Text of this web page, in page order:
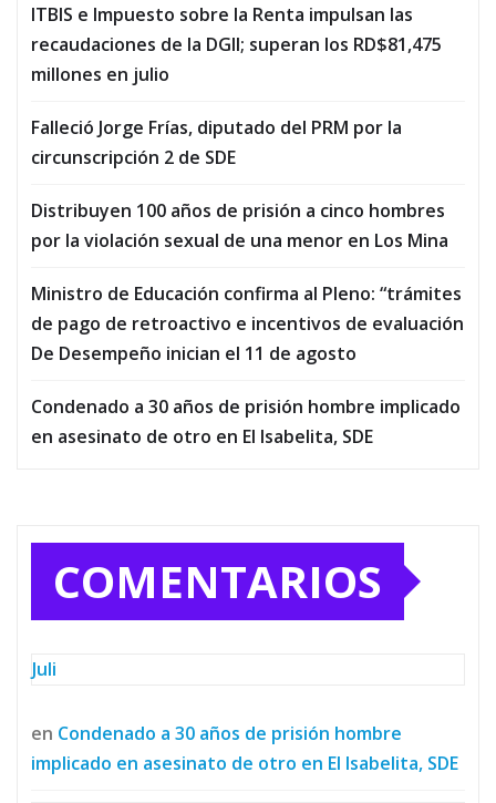
ITBIS e Impuesto sobre la Renta impulsan las
recaudaciones de la DGII; superan los RD$81,475
millones en julio
Falleció Jorge Frías, diputado del PRM por la
circunscripción 2 de SDE
Distribuyen 100 años de prisión a cinco hombres
por la violación sexual de una menor en Los Mina
Ministro de Educación confirma al Pleno: “trámites
de pago de retroactivo e incentivos de evaluación
De Desempeño inician el 11 de agosto
Condenado a 30 años de prisión hombre implicado
en asesinato de otro en El Isabelita, SDE
COMENTARIOS
Juli
en Condenado a 30 años de prisión hombre
implicado en asesinato de otro en El Isabelita, SDE